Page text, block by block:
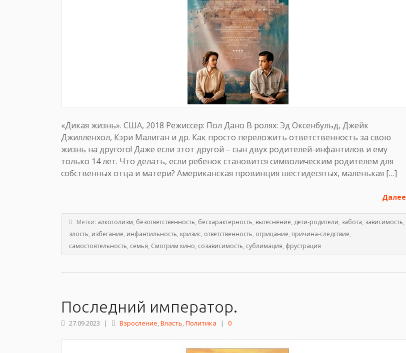
«Дикая жизнь». США, 2018 Режиссер: Пол Дано В ролях: Эд Оксенбульд, Джейк
Джилленхол, Кэри Малиган и др. Как просто переложить ответственность за свою
жизнь на другого! Даже если этот другой – сын двух родителей-инфантилов и ему
только 14 лет. Что делать, если ребенок становится символическим родителем для
собственных отца и матери? Американская провинция шестидесятых, маленькая […]
Далее
Метки: алкоголизм, безответственность, бесхарактерность, вытеснение, дети-родители, забота, зависимость,
злость, избегание, инфантильность, кризис, ответственность, отрицание, причина-следствие,
самостоятельность, семья, Смотрим кино, созависимость, сублимация, фрустрация
Последний император.
27.09.2023 | Взросление,Власть,Политика | 0